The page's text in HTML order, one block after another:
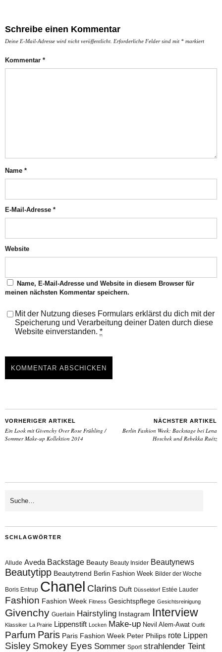
Schreibe einen Kommentar
Deine E-Mail-Adresse wird nicht veröffentlicht. Erforderliche Felder sind mit * markiert
Kommentar *
Name *
E-Mail-Adresse *
Website
Name, E-Mail-Adresse und Website in diesem Browser für
meinen nächsten Kommentar speichern.
Mit der Nutzung dieses Formulars erklärst du dich mit der
Speicherung und Verarbeitung deiner Daten durch diese
Website einverstanden. *
VORHERIGER ARTIKEL
Ein Look mit Givenchy Over Rose Frühling /
Sommer Make-up Kollektion 2014
NÄCHSTER ARTIKEL
Berlin Fashion Week: Backstage bei Lena
Hoschek und Rebekka Ruétz
SCHLAGWÖRTER
Allude Aveda Backstage Beauty Beauty Insider Beautynews
Beautytipp Beautytrend Berlin Fashion Week Bilder der Woche
Boris Entrup Chanel Clarins Duft Düsseldorf Estée Lauder
Fashion Fashion Week Fitness Gesichtspflege Gesichtsreinigung
Givenchy Guerlain Hairstyling Instagram Interview
Klassiker La Prairie Lippenstift Locken Make-up Nevil Alem-Awat Outfit
Parfum Paris Paris Fashion Week Peter Philips rote Lippen
Sisley Smokey Eyes Sommer Sport strahlender Teint